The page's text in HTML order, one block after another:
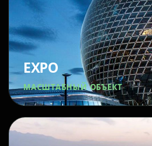
EXPO
МАСШТАБНЫЙ ОБЪЕКТ